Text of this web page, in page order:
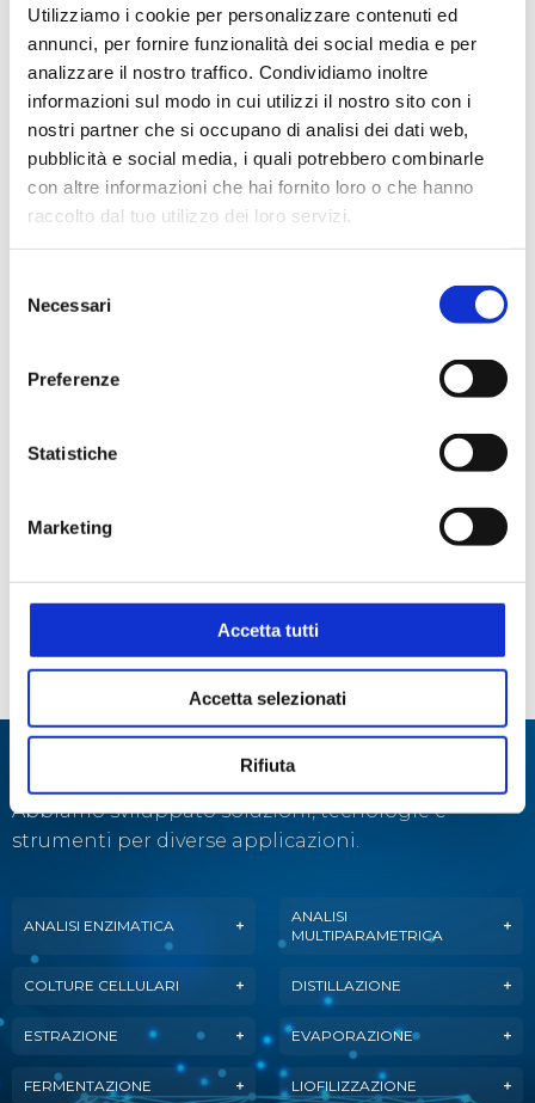
Utilizziamo i cookie per personalizzare contenuti ed
annunci, per fornire funzionalità dei social media e per
analizzare il nostro traffico. Condividiamo inoltre
informazioni sul modo in cui utilizzi il nostro sito con i
nostri partner che si occupano di analisi dei dati web,
pubblicità e social media, i quali potrebbero combinarle
con altre informazioni che hai fornito loro o che hanno
raccolto dal tuo utilizzo dei loro servizi.
delNecessari
Preferenze
Statistiche
Marketing
Accetta tutti
Accetta selezionati
Rifiuta
Ambientale
Biologico e diagnostico Chimico
Applicazioni
Analisi alimenti Analisi del vino
Reazione
STEROGLASS
FORNITORE
Ø X H MM
PARETI MM
261322305 18x180
DUTS036486 261322305 16x160 1,0-1,2
Specialisti in:
Abbiamo sviluppato soluzioni, tecnologie e
strumenti per diverse applicazioni.
ANALISI ENZIMATICA
ANALISI
MULTIPARAMETRICA
COLTURE CELLULARI DISTILLAZIONE
ESTRAZIONE EVAPORAZIONE
FERMENTAZIONE LIOFILIZZAZIONE